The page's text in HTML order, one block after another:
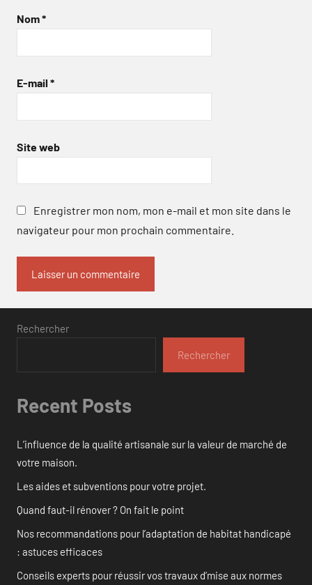
Nom*
E-mail *
Site web
Enregistrer mon nom, mon e-mail et mon site dans le
navigateur pour mon prochain commentaire.
Rechercher
Rechercher
Recent Posts
L’influence de la qualité artisanale sur la valeur de marché de
votre maison.
Les aides et subventions pour votre projet.
Quand faut-il rénover ? On fait le point
Nos recommandations pour l’adaptation de habitat handicapé
: astuces efficaces
Conseils experts pour réussir vos travaux d’mise aux normes